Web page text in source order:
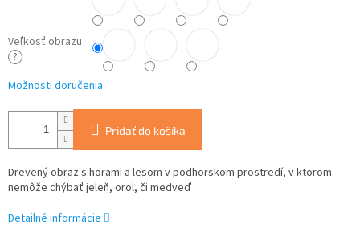
Veľkosť obrazu
?
Možnosti doručenia
Pridať do košíka
Drevený obraz s horami a lesom v podhorskom prostredí, v ktorom
nemôže chýbať jeleň, orol, či medveď
Detailné informácie